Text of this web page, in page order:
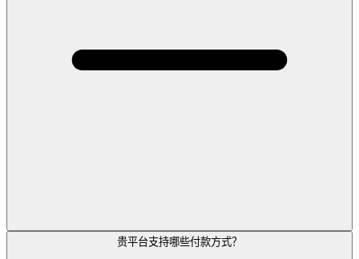
贵平台支持哪些付款方式？